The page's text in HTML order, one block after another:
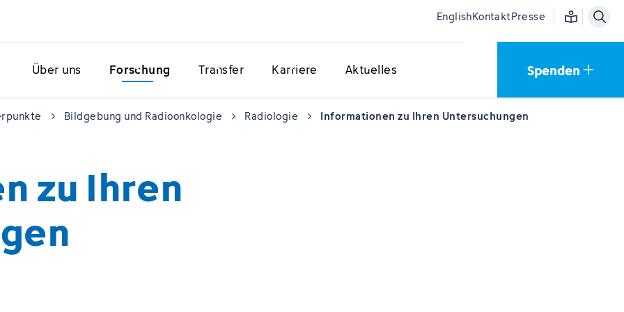
EnglishKontaktPresse Einfache
Über uns Forschung Transfer Karriere Aktuelles Spenden
Bildgebung und Radioonkologie Radiologie Informationen zu Ihren Untersuchungen
zu Ihren